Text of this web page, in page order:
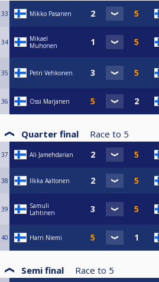
33 Mikko Pasanen
34
Mikael
Muhonen
35 Petri Vehkonen
36 Ossi Marjanen
Quarter final Race to 5
37 Ali Jamehdarian
38 Ilkka Aaltonen
39
Samuli
Lahtinen
40 Harri Niemi
Semi final Race to 5